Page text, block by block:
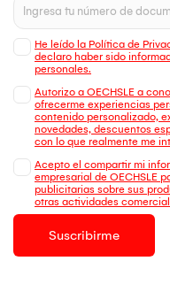
He leído la Política de
declaro haber sido
personales.
Autorizo a OECHSLE a
ofrecerme experiencias
contenido personalizado,
novedades, descuentos
con lo que realmente me
Acepto el compartir mi
empresarial de OECHSLE
publicitarias sobre sus
otras actividades
Suscribirme